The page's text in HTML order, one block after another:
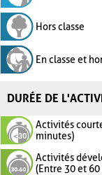
Hors classe
En classe et
DURÉE DE
Activités
minutes)
Activités
(Entre 30 et